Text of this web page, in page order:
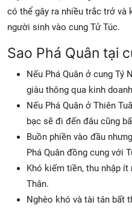
có thể gây ra nhiều trắc trở và
người sinh vào cung Tử Túc.
Sao Phá Quân tại
Nếu Phá Quân ở cung Tý
giàu thông qua kinh
Nếu Phá Quân ở Thiên
bạc sẽ đi đến đâu cũng
Buồn phiền vào đầu
Phá Quân đồng cung với
Khó kiếm tiền, thu nhập
Thân.
Nghèo khó và tài tán bất